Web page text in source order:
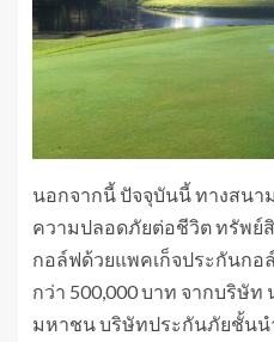
นอกจากนี้ ปัจจุบันนี้ ทางสนา
ความปลอดภัยต่อชีวิต ทรัพ
กอล์ฟด้วยแพคเก็จประกันก
กว่า 500,000 บาท จากบริษั
มหาชน บริษัทประกันภัยชั้นน